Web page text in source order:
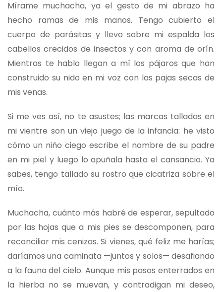
Mírame muchacha, ya el gesto de mi abrazo ha
hecho ramas de mis manos. Tengo cubierto el
cuerpo de parásitas y llevo sobre mi espalda los
cabellos crecidos de insectos y con aroma de orín.
Mientras te hablo llegan a mí los pájaros que han
construido su nido en mi voz con las pajas secas de
mis venas.
Si me ves así, no te asustes; las marcas talladas en
mi vientre son un viejo juego de la infancia: he visto
cómo un niño ciego escribe el nombre de su padre
en mi piel y luego lo apuñala hasta el cansancio. Ya
sabes, tengo tallado su rostro que cicatriza sobre el
mío.
Muchacha, cuánto más habré de esperar, sepultado
por las hojas que a mis pies se descomponen, para
reconciliar mis cenizas. Si vienes, qué feliz me harías;
daríamos una caminata —juntos y solos— desafiando
a la fauna del cielo. Aunque mis pasos enterrados en
la hierba no se muevan, y contradigan mi deseo,